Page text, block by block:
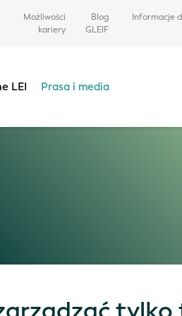
Możliwości
kariery
Blog
GLEIF
Informacje
LEI Prasa i media